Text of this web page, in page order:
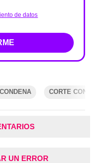
de datos
CONDENA CORTE
UN ERROR